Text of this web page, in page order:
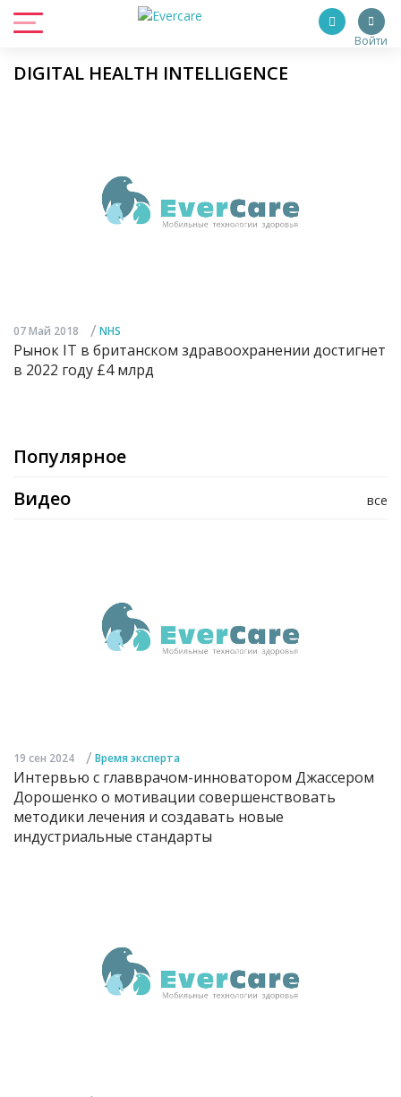
Войти
DIGITAL HEALTH INTELLIGENCE
07 Май 2018 / NHS
Рынок IT в британском здравоохранении достигнет
в 2022 году £4 млрд
Популярное
все
Видео
19 сен 2024 / Время эксперта
Интервью с главврачом-инноватором Джассером
Дорошенко о мотивации совершенствовать
методики лечения и создавать новые
индустриальные стандарты